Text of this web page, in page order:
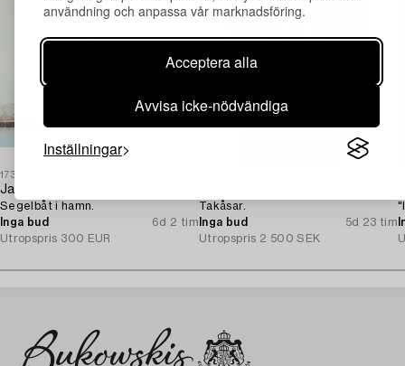
användning och anpassa vår marknadsföring.
Acceptera alla
Avvisa icke-nödvändiga
Inställningar
1732441
James Taylor
Segelbåt i hamn.
Inga bud
6d 2 tim
Utropspris 300 EUR
Takåsar.
Inga bud
5d 23 tim
Utropspris 2 500 SEK